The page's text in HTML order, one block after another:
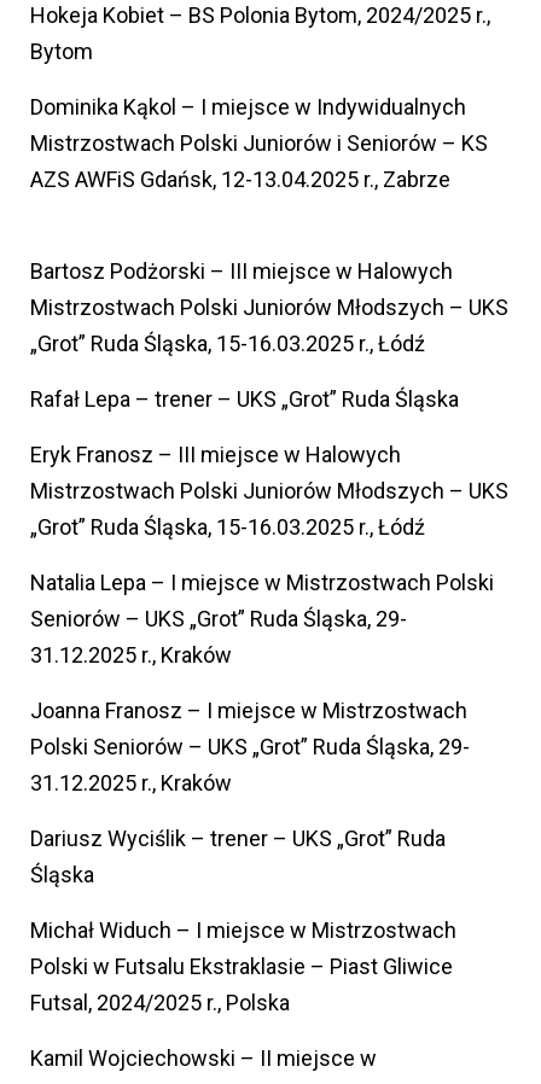
Hokeja Kobiet – BS Polonia Bytom, 2024/2025 r.,
Bytom
Dominika Kąkol – I miejsce w Indywidualnych
Mistrzostwach Polski Juniorów i Seniorów – KS
AZS AWFiS Gdańsk, 12-13.04.2025 r., Zabrze
Bartosz Podżorski – III miejsce w Halowych
Mistrzostwach Polski Juniorów Młodszych – UKS
„Grot” Ruda Śląska, 15-16.03.2025 r., Łódź
Rafał Lepa – trener – UKS „Grot” Ruda Śląska
Eryk Franosz – III miejsce w Halowych
Mistrzostwach Polski Juniorów Młodszych – UKS
„Grot” Ruda Śląska, 15-16.03.2025 r., Łódź
Natalia Lepa – I miejsce w Mistrzostwach Polski
Seniorów – UKS „Grot” Ruda Śląska, 29-
31.12.2025 r., Kraków
Joanna Franosz – I miejsce w Mistrzostwach
Polski Seniorów – UKS „Grot” Ruda Śląska, 29-
31.12.2025 r., Kraków
Dariusz Wyciślik – trener – UKS „Grot” Ruda
Śląska
Michał Widuch – I miejsce w Mistrzostwach
Polski w Futsalu Ekstraklasie – Piast Gliwice
Futsal, 2024/2025 r., Polska
Kamil Wojciechowski – II miejsce w